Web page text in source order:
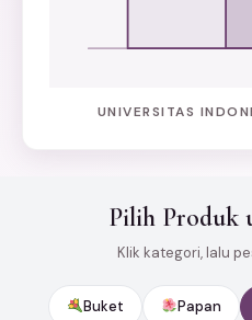
UNIVERSITAS
Pilih Produk
Klik kategori, lalu
Buket Papan